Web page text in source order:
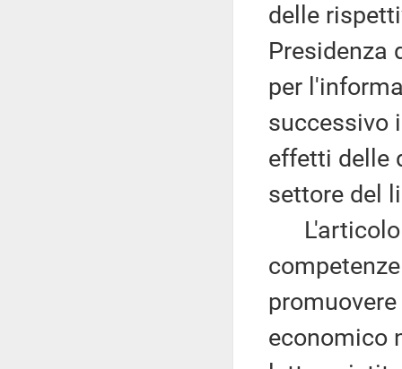
delle
Presidenza
per
successivo
effetti delle
settore del
L'articolo
economico